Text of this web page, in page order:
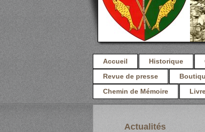
Accueil Historique
Revue de presse
Chemin de Mémoire
Actualités